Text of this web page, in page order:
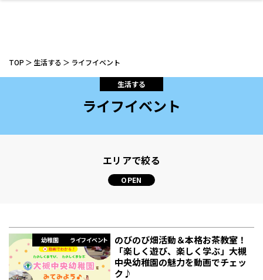
スイーツ
泊まる
ネイルサロン
雑貨
お金のこと
新築体験談
TOP 生活する ライフイベント
生活する
ライフイベント
エリアで絞る
幼稚園 ライフイベント
のびのび畑活動＆本格お茶教室！
「楽しく遊び、楽しく学ぶ」大槻
中央幼稚園の魅力を動画でチェッ
ク♪